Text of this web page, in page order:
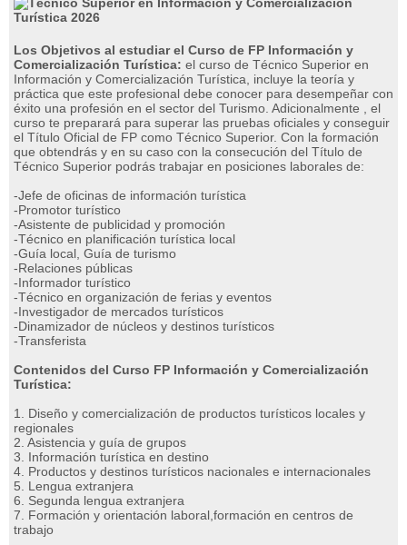
Los Objetivos al estudiar el Curso de FP Información y
Comercialización Turística: el curso de Técnico Superior en
Información y Comercialización Turística, incluye la teoría y
práctica que este profesional debe conocer para desempeñar con
éxito una profesión en el sector del Turismo. Adicionalmente , el
curso te preparará para superar las pruebas oficiales y conseguir
el Título Oficial de FP como Técnico Superior. Con la formación
que obtendrás y en su caso con la consecución del Título de
Técnico Superior podrás trabajar en posiciones laborales de:
-Jefe de oficinas de información turística
-Promotor turístico
-Asistente de publicidad y promoción
-Técnico en planificación turística local
-Guía local, Guía de turismo
-Relaciones públicas
-Informador turístico
-Técnico en organización de ferias y eventos
-Investigador de mercados turísticos
-Dinamizador de núcleos y destinos turísticos
-Transferista
Contenidos del Curso FP Información y Comercialización
Turística:
1. Diseño y comercialización de productos turísticos locales y
regionales
2. Asistencia y guía de grupos
3. Información turística en destino
4. Productos y destinos turísticos nacionales e internacionales
5. Lengua extranjera
6. Segunda lengua extranjera
7. Formación y orientación laboral,formación en centros de
trabajo